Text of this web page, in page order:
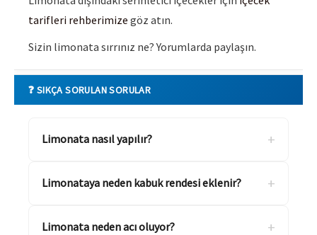
tarifleri rehberimize göz atın.
Sizin limonata sırrınız ne? Yorumlarda paylaşın.
❓ SIKÇA SORULAN SORULAR
Limonata nasıl yapılır? +
Limonataya neden kabuk rendesi eklenir? +
Limonata neden acı oluyor? +